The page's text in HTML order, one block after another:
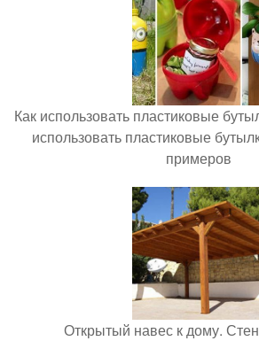
Как использовать пластиковые
использовать пластиковые
примеров
Открытый навес к дому.